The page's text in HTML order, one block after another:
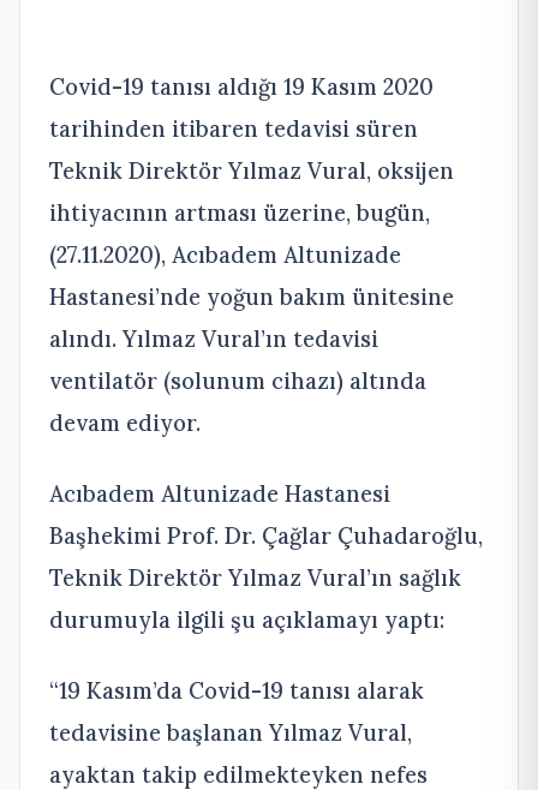
Covid-19 tanısı aldığı 19 Kasım 2020
tarihinden itibaren tedavisi süren
Teknik Direktör Yılmaz Vural, oksijen
ihtiyacının artması üzerine, bugün,
(27.11.2020), Acıbadem Altunizade
Hastanesi’nde yoğun bakım ünitesine
alındı. Yılmaz Vural’ın tedavisi
ventilatör (solunum cihazı) altında
devam ediyor.
Acıbadem Altunizade Hastanesi
Başhekimi Prof. Dr. Çağlar Çuhadaroğlu,
Teknik Direktör Yılmaz Vural’ın sağlık
durumuyla ilgili şu açıklamayı yaptı:
“19 Kasım’da Covid-19 tanısı alarak
tedavisine başlanan Yılmaz Vural,
ayaktan takip edilmekteyken nefes